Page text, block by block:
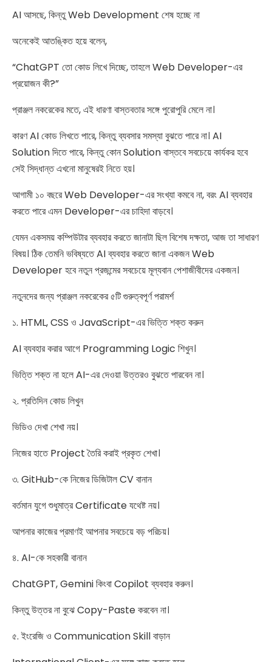
AI আসছে, কিন্তু Web Development শেষ হচ্ছে না
অনেকেই আতঙ্কিত হয়ে বলেন,
“ChatGPT তো কোড লিখে দিচ্ছে, তাহলে Web Developer-এর
প্রয়োজন কী?”
প্রাঞ্জল নকরেকের মতে, এই ধারণা বাস্তবতার সঙ্গে পুরোপুরি মেলে না।
কারণ AI কোড লিখতে পারে, কিন্তু ব্যবসার সমস্যা বুঝতে পারে না। AI
Solution দিতে পারে, কিন্তু কোন Solution বাস্তবে সবচেয়ে কার্যকর হবে
সেই সিদ্ধান্ত এখনো মানুষেরই নিতে হয়।
আগামী ১০ বছরে Web Developer-এর সংখ্যা কমবে না, বরং AI ব্যবহার
করতে পারে এমন Developer-এর চাহিদা বাড়বে।
যেমন একসময় কম্পিউটার ব্যবহার করতে জানাটা ছিল বিশেষ দক্ষতা, আজ তা সাধারণ
বিষয়। ঠিক তেমনি ভবিষ্যতে AI ব্যবহার করতে জানা একজন Web
Developer হবে নতুন প্রজন্মের সবচেয়ে মূল্যবান পেশাজীবীদের একজন।
নতুনদের জন্য প্রাঞ্জল নকরেকের ৫টি গুরুত্বপূর্ণ পরামর্শ
১. HTML, CSS ও JavaScript-এর ভিত্তি শক্ত করুন
AI ব্যবহার করার আগে Programming Logic শিখুন।
ভিত্তি শক্ত না হলে AI-এর দেওয়া উত্তরও বুঝতে পারবেন না।
২. প্রতিদিন কোড লিখুন
ভিডিও দেখা শেখা নয়।
নিজের হাতে Project তৈরি করাই প্রকৃত শেখা।
৩. GitHub-কে নিজের ডিজিটাল CV বানান
বর্তমান যুগে শুধুমাত্র Certificate যথেষ্ট নয়।
আপনার কাজের প্রমাণই আপনার সবচেয়ে বড় পরিচয়।
৪. AI-কে সহকারী বানান
ChatGPT, Gemini কিংবা Copilot ব্যবহার করুন।
কিন্তু উত্তর না বুঝে Copy-Paste করবেন না।
৫. ইংরেজি ও Communication Skill বাড়ান